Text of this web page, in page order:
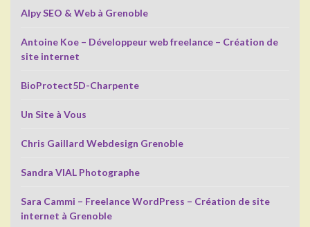
Alpy SEO & Web à Grenoble
Antoine Koe – Développeur web freelance – Création de
site internet
BioProtect5D-Charpente
Un Site à Vous
Chris Gaillard Webdesign Grenoble
Sandra VIAL Photographe
Sara Cammi – Freelance WordPress – Création de site
internet à Grenoble